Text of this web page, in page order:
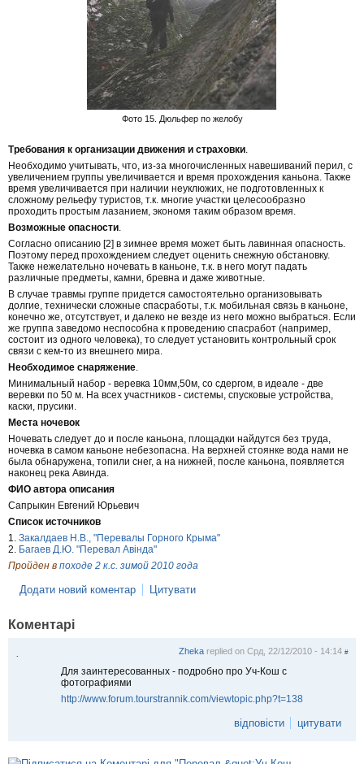
Фото 15. Дюльфер по желобу
Требования к организации движения и страховки.
Необходимо учитывать, что, из-за многочисленных навешиваний перил, с
увеличением группы увеличивается и время прохождения каньона. Также
время увеличивается при наличии неуклюжих, не подготовленных к
сложному рельефу туристов, т.к. многие участки целесообразно
проходить простым лазанием, экономя таким образом время.
Возможные опасности.
Согласно описанию [2] в зимнее время может быть лавинная опасность.
Поэтому перед прохождением следует оценить снежную обстановку.
Также нежелательно ночевать в каньоне, т.к. в него могут падать
различные предметы, камни, бревна и даже животные.
В случае травмы группе придется самостоятельно организовывать
долгие, технически сложные спасработы, т.к. мобильная связь в каньоне,
конечно же, отсутствует, и далеко не везде из него можно выбраться. Если
же группа заведомо неспособна к проведению спасработ (например,
состоит из одного человека), то следует установить контрольный срок
связи с кем-то из внешнего мира.
Необходимое снаряжение.
Минимальный набор - веревка 10мм,50м, со сдергом, в идеале - две
веревки по 50 м. На всех участников - системы, спусковые устройства,
каски, прусики.
Места ночевок
Ночевать следует до и после каньона, площадки найдутся без труда,
ночевка в самом каньоне небезопасна. На верхней стоянке вода нами не
была обнаружена, топили снег, а на нижней, после каньона, появляется
наконец река Авинда.
ФИО автора описания
Сапрыкин Евгений Юрьевич
Список источников
1. Закалдаев Н.В., "Перевалы Горного Крыма"
2. Багаев Д.Ю. "Перевал Авінда"
Пройден в походе 2 к.с. зимой 2010 года
Додати новий коментар Цитувати
Коментарі
. Zheka replied on Срд, 22/12/2010 - 14:14 #
Для заинтересованных - подробно про Уч-Кош с
фотографиями
http://www.forum.tourstrannik.com/viewtopic.php?t=138
відповісти цитувати